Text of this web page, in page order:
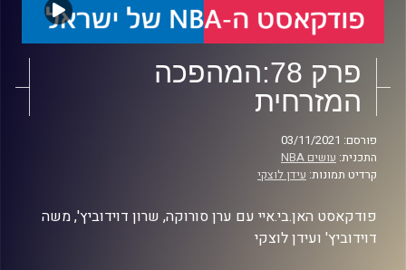
פרק 78:המהפכה
המזרחית
פורסם: 03/11/2021
התכנית: עושים NBA
קרדיט תמונות: עידן לוצקי
פודקאסט האן.בי.איי עם ערן סורוקה, שרון דוידוביץ', משה
דוידוביץ' ועידן לוצקי